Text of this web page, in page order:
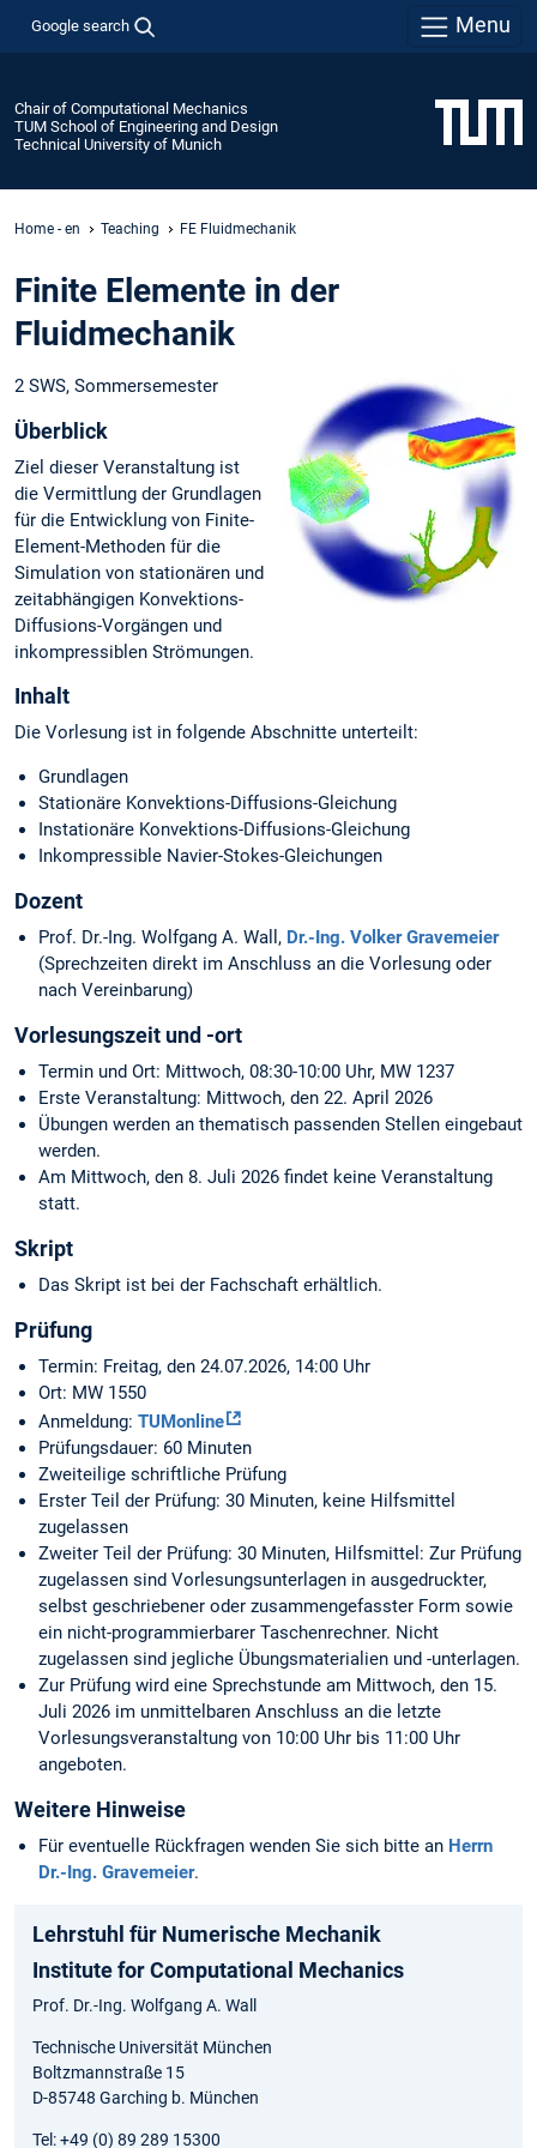
Google search Menu
Chair of Computational Mechanics
TUM School of Engineering and Design
Technical University of Munich
Home - en Teaching FE Fluidmechanik
Finite Elemente in der
Fluidmechanik
2 SWS, Sommersemester
Überblick
Ziel dieser Veranstaltung ist
die Vermittlung der Grundlagen
für die Entwicklung von Finite-
Element-Methoden für die
Simulation von stationären und
zeitabhängigen Konvektions-
Diffusions-Vorgängen und
inkompressiblen Strömungen.
Inhalt
Die Vorlesung ist in folgende Abschnitte unterteilt:
Grundlagen
Stationäre Konvektions-Diffusions-Gleichung
Instationäre Konvektions-Diffusions-Gleichung
Inkompressible Navier-Stokes-Gleichungen
Dozent
Prof. Dr.-Ing. Wolfgang A. Wall, Dr.-Ing. Volker Gravemeier
(Sprechzeiten direkt im Anschluss an die Vorlesung oder
nach Vereinbarung)
Vorlesungszeit und -ort
Termin und Ort: Mittwoch, 08:30-10:00 Uhr, MW 1237
Erste Veranstaltung: Mittwoch, den 22. April 2026
Übungen werden an thematisch passenden Stellen eingebaut
werden.
Am Mittwoch, den 8. Juli 2026 findet keine Veranstaltung
statt.
Skript
Das Skript ist bei der Fachschaft erhältlich.
Prüfung
Termin: Freitag, den 24.07.2026, 14:00 Uhr
Ort: MW 1550
Anmeldung: TUMonline
Prüfungsdauer: 60 Minuten
Zweiteilige schriftliche Prüfung
Erster Teil der Prüfung: 30 Minuten, keine Hilfsmittel
zugelassen
Zweiter Teil der Prüfung: 30 Minuten, Hilfsmittel: Zur Prüfung
zugelassen sind Vorlesungsunterlagen in ausgedruckter,
selbst geschriebener oder zusammengefasster Form sowie
ein nicht-programmierbarer Taschenrechner. Nicht
zugelassen sind jegliche Übungsmaterialien und -unterlagen.
Zur Prüfung wird eine Sprechstunde am Mittwoch, den 15.
Juli 2026 im unmittelbaren Anschluss an die letzte
Vorlesungsveranstaltung von 10:00 Uhr bis 11:00 Uhr
angeboten.
Weitere Hinweise
Für eventuelle Rückfragen wenden Sie sich bitte an Herrn
Dr.-Ing. Gravemeier.
Lehrstuhl für Numerische Mechanik
Institute for Computational Mechanics
Prof. Dr.-Ing. Wolfgang A. Wall
Technische Universität München
Boltzmannstraße 15
D-85748 Garching b. München
Tel: +49 (0) 89 289 15300